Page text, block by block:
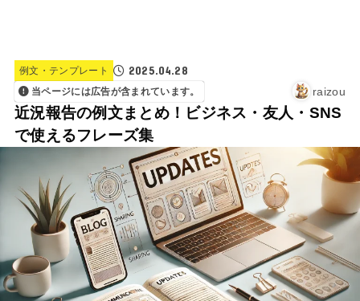
例文・テンプレート 2025.04.28
当ページには広告が含まれています。 raizou
近況報告の例文まとめ！ビジネス・友人・SNS
で使えるフレーズ集